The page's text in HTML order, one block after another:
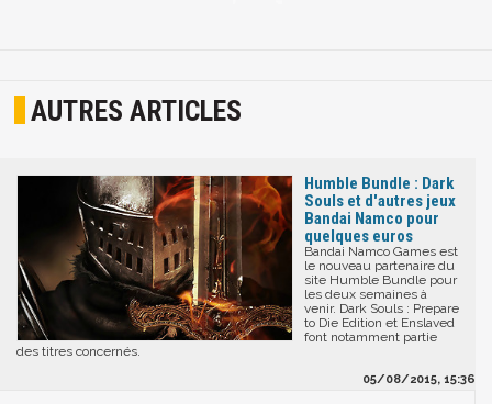
AUTRES ARTICLES
Humble Bundle : Dark
Souls et d'autres jeux
Bandai Namco pour
quelques euros
Bandai Namco Games est
le nouveau partenaire du
site Humble Bundle pour
les deux semaines à
venir. Dark Souls : Prepare
to Die Edition et Enslaved
font notamment partie
des titres concernés.
05/08/2015, 15:36